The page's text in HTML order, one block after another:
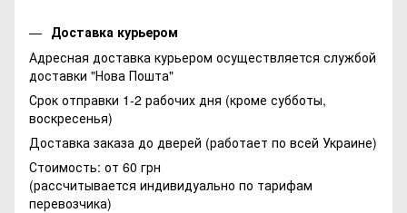
Доставка курьером
Адресная доставка курьером осуществляется службой
доставки "Нова Пошта"
Срок отправки 1-2 рабочих дня (кроме субботы,
воскресенья)
Доставка заказа до дверей (работает по всей Украине)
Стоимость: от 60 грн
(рассчитывается индивидуально по тарифам
перевозчика)